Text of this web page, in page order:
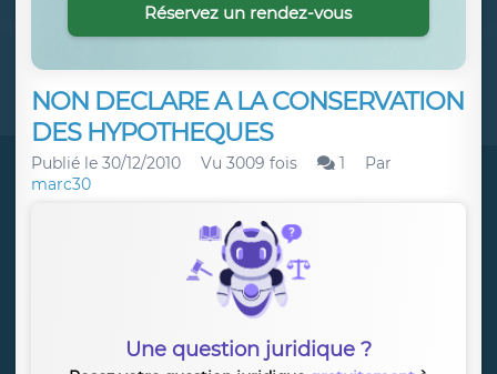
NON DECLARE A LA CONSERVATION
DES HYPOTHEQUES
Publié le 30/12/2010 Vu 3009 fois 1
Par
marc30
Une question juridique ?
Réservez un rendez-vous